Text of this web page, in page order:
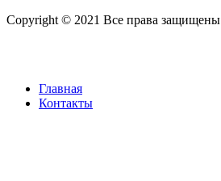
Copyright © 2021 Все права защищены
Главная
Контакты